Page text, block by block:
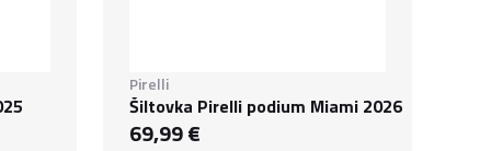
Pirelli
Šiltovka Pirelli podium Miami 2026
69,99 €